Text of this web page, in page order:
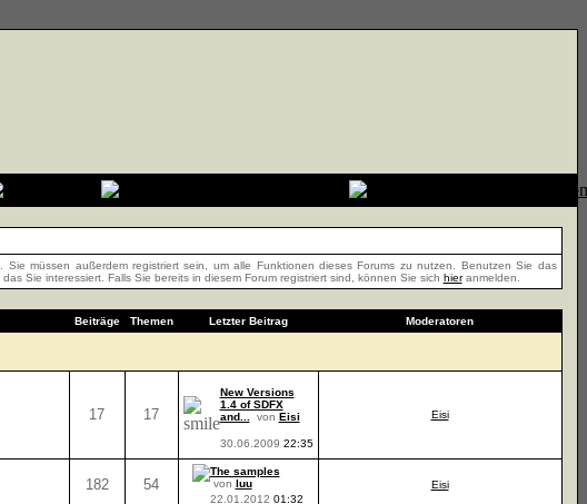
müssen außerdem registriert sein, um alle Funktionen dieses Forums zu nutzen. Benutzen Sie das
Sie interessiert. Falls Sie bereits in diesem Forum registriert sind, können Sie sich hieranmelden.
Beiträge Themen Letzter Beitrag Moderatoren
17 17
New Versions
1.4 of SDFX
and...
von Eisi
30.06.2009 22:35
Eisi
182 54
The samples
von luu
22.01.2012 01:32
Eisi